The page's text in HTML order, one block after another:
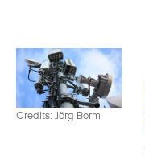
Credits: Jörg Borm